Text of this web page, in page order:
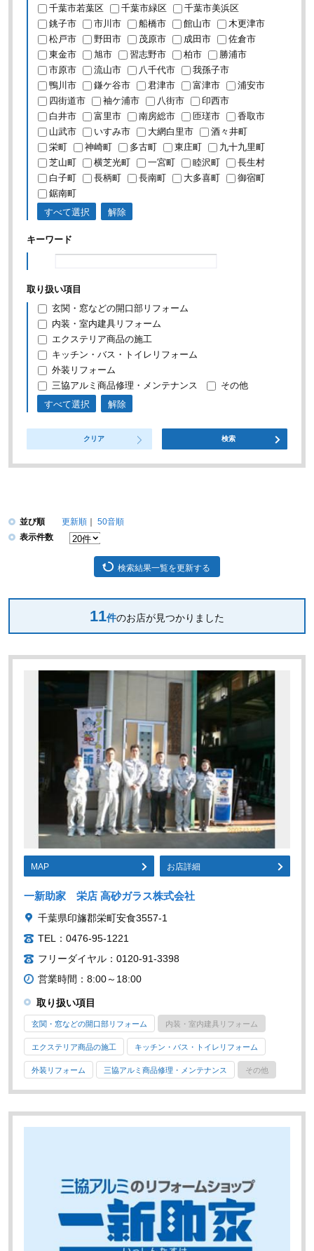
千葉市若葉区
千葉市緑区
千葉市美浜区
銚子市
市川市 船橋市 館山市
木更津市
松戸市
野田市 茂原市 成田市
佐倉市
東金市
旭市 習志野市 柏市
勝浦市
市原市
流山市 八千代市
我孫子市
鴨川市
鎌ケ谷市 君津市 富津市
浦安市
四街道市
袖ケ浦市 八街市
印西市
白井市
富里市 南房総市 匝瑳市
香取市
山武市
いすみ市 大網白里市
酒々井町
栄町
神崎町 多古町 東庄町
九十九里町
芝山町
横芝光町 一宮町 睦沢町
長生村
白子町
長柄町 長南町 大多喜町
御宿町
鋸南町
すべて選択
解除
キーワード
取り扱い項目
玄関・窓などの開口部リフォーム
内装・室内建具リフォーム
エクステリア商品の施工
キッチン・バス・トイレリフォーム
外装リフォーム
三協アルミ商品修理・メンテナンス
その他
すべて選択
解除
クリア 検索
並び順 更新順
50音順
表示件数
検索結果一覧を更新する
11件のお店が見つかりました
MAP お店詳細
一新助家 栄店 高砂ガラス株式会社
千葉県印旛郡栄町安食3557-1
TEL：0476-95-1221
フリーダイヤル：0120-91-3398
営業時間：8:00～18:00
取り扱い項目
玄関・窓などの開口部リフォーム 内装・室内建具リフォーム
エクステリア商品の施工 キッチン・バス・トイレリフォーム
外装リフォーム 三協アルミ商品修理・メンテナンス その他